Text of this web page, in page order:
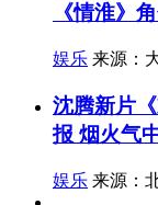
《情淮》
娱乐 来源：
沈腾新片
报 烟火气
娱乐 来源：